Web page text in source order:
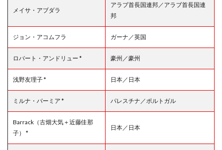
メイサ・アブダラ
アラブ首長国連邦／アラブ首長国連
邦
ジョン・アコムフラ ガーナ／英国
ロバート・アンドリュー * 豪州／豪州
浅野友理子 * 日本／日本
ミルナ・バーミア * パレスチナ／ポルトガル
Barrack（古畑大気＋近藤佳那
子） *
日本／日本